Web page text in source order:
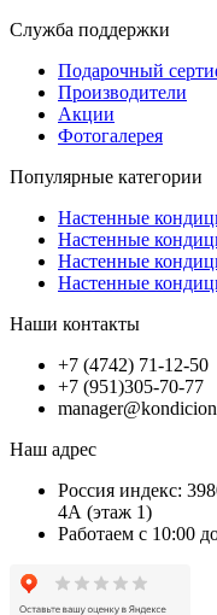
Служба поддержки
Подарочный
Производители
Акции
Фотогалерея
Популярные категории
Настенные
Настенные
Настенные
Настенные
Наши контакты
+7 (4742) 71-12-50
+7 (951)305-70-77
Наш адрес
Россия индекс:
4А (этаж 1)
Работаем с 10:00